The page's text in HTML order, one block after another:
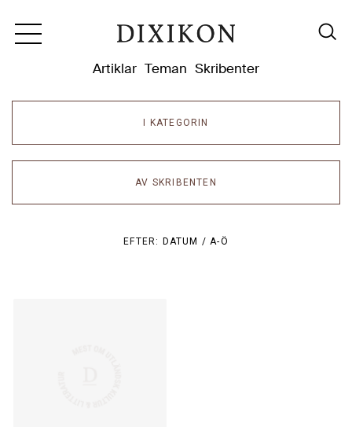
Artiklar Teman Skribenter
I KATEGORIN
AV SKRIBENTEN
EFTER: DATUM /A-Ö